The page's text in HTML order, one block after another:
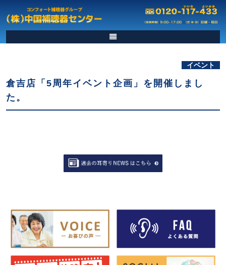
イベント
倉吉店「5周年イベント企画」を開催しまし
た。